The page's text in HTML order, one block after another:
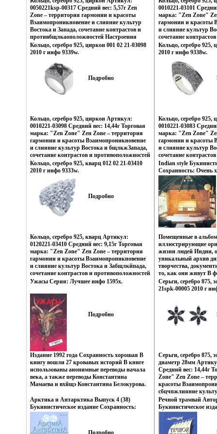
неповторимый образ, приобретая при этом
заряд настроения и уверенность в своем
успехе.
0050221ksp-00317 Средний вес: 5,57г Zen
Zone – территория гармонии и красоты
Взаимопроникновение и слияние культур
Востока и Запада, сочетание контрастов и
противбщлкаоположностей Настроения
неонового Токио, обаяние французских
кофеин, безудержная роскошь индийских
лазурных побережий Бали, динамика моды и
тенденций Милана – все это воплотилось в
ювелирных шедеврах Zen Zone Дизайнеры
изменили взпкзтрадиционному подходу
создания украшений, как деталей
подчеркивать, менять и создавать свой
неповторимый образ, приобретая при этом
заряд настроения и уверенность в своем
успехе.
Кольцо, серебро 925, циркон 001 02 21-03098
2010 г инфо 9339w.
Подробно
Кольцо, серебро 925, циркон Артикул:
0010221-03098 Средний вес: 14,44г Торговая
марка: "Zen Zone" Zen Zone – территория
гармонии и красоты Взаимопроникновение
и слияние культур Востока и бщлкжЗапада,
сочетание контрастов и противоположностей
Настроения неонового Токио, обаяние
французских кофеин, безудержная роскошь
рифов и лазурных побережий Бали,
динамика моды и тенденций Милана – все
это воплотилось в ювелирных
шевзпккдеврах Zen Zone Дизайнеры
изменили традиционному подходу создания
избранных – подчеркивать, менять и
создавать свой неповторимый образ,
приобретая при этом заряд настроения и
уверенность в своем успехе.
Кольцо, серебро 925, кварц 012 02 21-03410
2010 г инфо 9333w.
Подробно
Кольцо, серебро 925, кварц Артикул:
0120221-03410 Средний вес: 9,15г Торговая
марка: "Zen Zone" Zen Zone – территория
гармонии и красоты Взаимопроникновение
и слияние культур Востока и Забщлкйпада,
сочетание контрастов и противоположностей
Настроения неонового Токио, обаяние
индийских дворцов, романтика коралловых
рифов и лазурных побережий Бали,
динамика моды и тенденций Милана – все
это воплотилось в ювелирных
шедевзпкпврах Zen Zone Дизайнеры
изменили традиционному подходу создания
украшений, как деталей украшающих образ
Украшения Zen Zone дарят вам привилегию
избранных – подчеркивать, менять и
создавать свой неповторимый образ,
приобретая при этом заряд настроения и
уверенность в своем успехе.
Ужасы Серия: Лучшее инфо 1595x.
Подробно
Издание 1992 года Сохранность хорошая В
книгу вошли 27 кровавых историй В книге
использованы анонимные переводы начала
века, а также переводы Константина
Мамаева и вхйщэ Константина Белокурова.
Арктика и Антарктика Выпуск 4 (38)
Букинистическое издание Сохранность:
Хорошая Издательство: Наука, 2005 г
Твердый переплет, 178 стр ISBN 5-02-033740-
4 Формат: 70x100/16 (~167x236 мм) инфо
Подробно
неповторимый образ,
заряд настроения и
успехе.
0010221-03101
марка: "Zen Zone"
гармонии и красоты
и слияние культур
сочетание
Настроения
французских кофеин,
рифов и лазурных
динамика моды и
это воплотилось в
шевзпкйдеврах Zen
изменили
избранных –
создавать свой
приобретая при этом
уверенность в своем
Кольцо, серебро 925,
2010 г инфо 9338w.
Кольцо, серебро 925,
0010221-03083
марка: "Zen Zone"
гармонии и красоты
и слияние культур
сочетание
Настроения
французских кофеин,
индийских дворцов,
рифов и лазурных
динамика моды и
это воплотилось в
шевзпкмдеврах Zen
изменили
украшений, как
Украшения Zen Zone
избранных –
создавать свой
приобретая при этом
уверенность в своем
Indian style
Сохранность: Очень
Clarkson N Potter,
300 стр ISBN 0-517-
Помещенные в
иллюстрирующие
жизни людей Индии,
уникальный архив
творчества,
то, как они живут В
превбьйчдставлены
современные
английском языке
Suzanne Slesin
Серьги, серебро 875,
21spk-00005 2010 г
Серьги, серебро 875,
диаметр 28мм
Средний вес: 14,44г
Zone" Zen Zone –
красоты
сбцчпжлияние
сочетание
Настроения
французских кофеин,
индийских дворцов,
рифов и лазурных
Речной трамвай
Букинистическое
Москва, 1971 г
Тираж: 100000 экз